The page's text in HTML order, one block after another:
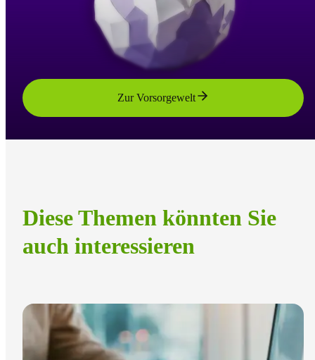
Zur Vorsorgewelt
Diese Themen könnten Sie
auch interessieren